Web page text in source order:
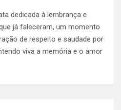
dedicada à lembrança e
já faleceram, um momento
de respeito e saudade por
viva a memória e o amor